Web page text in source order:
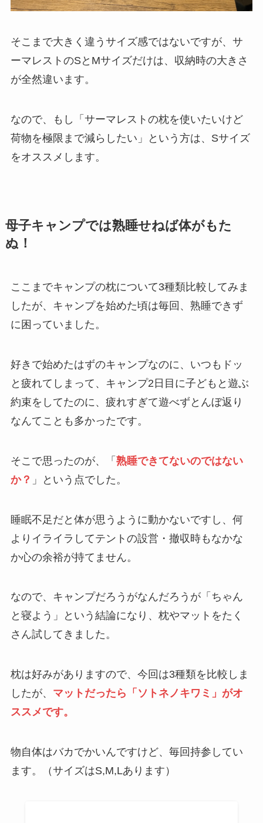
そこまで大きく違うサイズ感ではないですが、サ
ーマレストのSとMサイズだけは、収納時の大きさ
が全然違います。
なので、もし「サーマレストの枕を使いたいけど
荷物を極限まで減らしたい」という方は、Sサイズ
をオススメします。
母子キャンプでは熟睡せねば体がもた
ぬ！
ここまでキャンプの枕について3種類比較してみま
したが、キャンプを始めた頃は毎回、熟睡できず
に困っていました。
好きで始めたはずのキャンプなのに、いつもドッ
と疲れてしまって、キャンプ2日目に子どもと遊ぶ
約束をしてたのに、疲れすぎて遊べずとんぼ返り
なんてことも多かったです。
そこで思ったのが、「 熟睡できてないのではない
か？ 」という点でした。
睡眠不足だと体が思うように動かないですし、何
よりイライラしてテントの設営・撤収時もなかな
か心の余裕が持てません。
なので、キャンプだろうがなんだろうが「ちゃん
と寝よう」という結論になり、枕やマットをたく
さん試してきました。
枕は好みがありますので、今回は3種類を比較しま
したが、 マットだったら「ソトネノキワミ」がオ
ススメです。
物自体はバカでかいんですけど、毎回持参してい
ます。（サイズはS,M,Lあります）